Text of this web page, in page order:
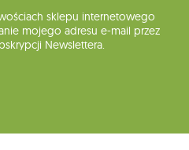
sklepu internetowego
mojego adresu e-mail przez
Newslettera.